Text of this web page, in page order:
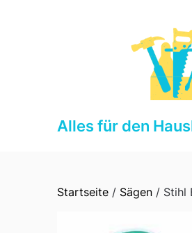
Alles für den
Startseite / Sägen / Stihl